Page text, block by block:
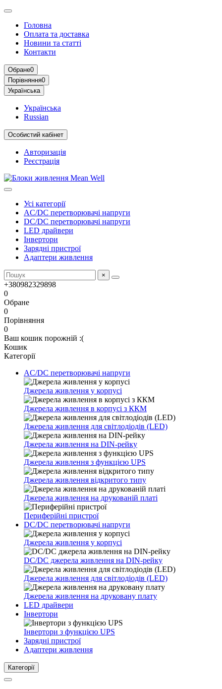
Головна
Оплата та доставка
Новини та статті
Контакти
Обране0
Порівняння0
Українська
Українська
Russian
Особистий кабінет
Авторизація
Реєстрація
Усі категорії
AC/DC перетворювачі напруги
DC/DC перетворювачі напруги
LED драйвери
Інвертори
Зарядні пристрої
Адаптери живлення
×
+380982329898
0
Обране
0
Порівняння
0
Ваш кошик порожній :(
Кошик
Категорії
AC/DC перетворювачі напруги
Джерела живлення у корпусі
Джерела живлення в корпусі з ККМ
Джерела живлення для світлодіодів (LED)
Джерела живлення на DIN-рейку
Джерела живлення з функцією UPS
Джерела живлення відкритого типу
Джерела живлення на друкованій платі
Периферійні пристрої
DC/DC перетворювачі напруги
Джерела живлення у корпусі
DC/DC джерела живлення на DIN-рейку
Джерела живлення для світлодіодів (LED)
Джерела живлення на друковану плату
LED драйвери
Інвертори
Інвертори з функцією UPS
Зарядні пристрої
Адаптери живлення
Категорії